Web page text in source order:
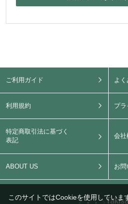
ご利用ガイド よ
利用規約 プ
特定商取引法に基づく
表記
会社
ABOUT US お
このサイトではCookieを使用していま